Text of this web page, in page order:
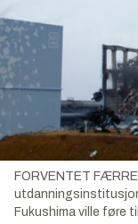
FORVENTET
Fukushima ville føre